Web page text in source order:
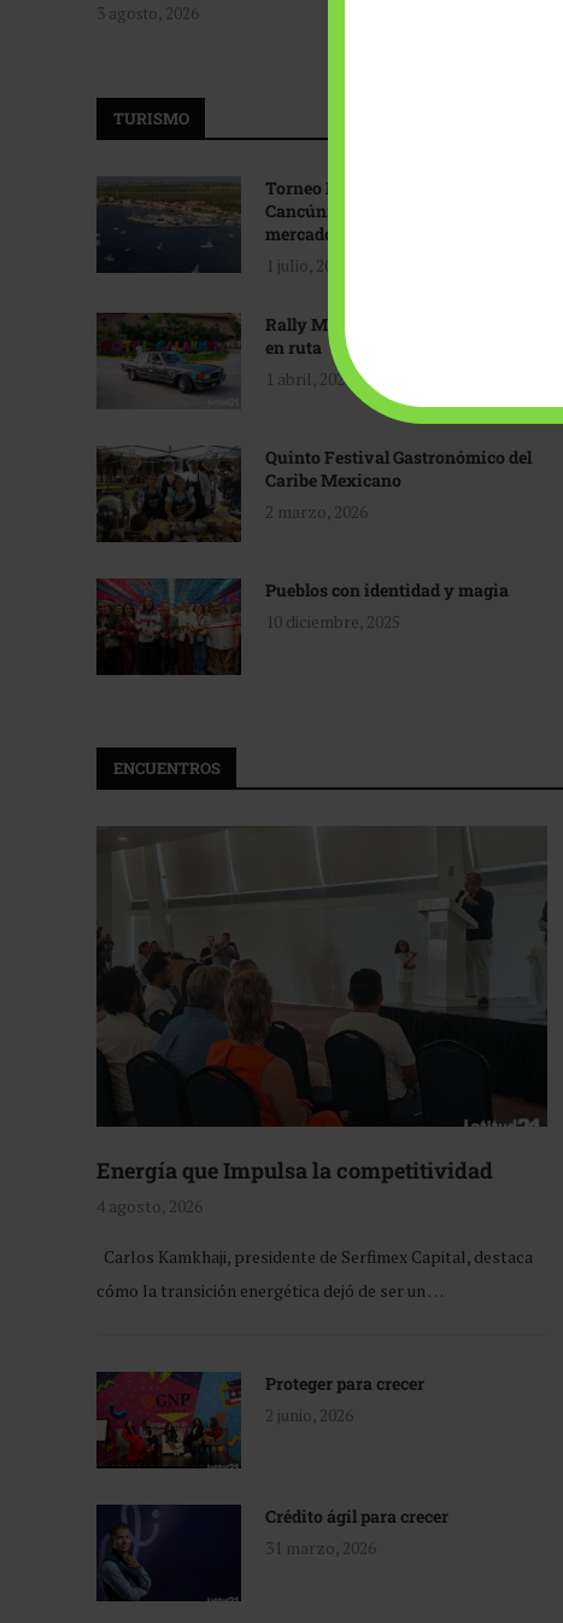
3 agosto, 2026
TURISMO
Torneo Internacional de Pesca
Cancún: Navegando hacia nuevos
mercados
1 julio, 2026
Rally Maya: Herencia automotriz
en ruta
1 abril, 2026
Quinto Festival Gastronómico del
Caribe Mexicano
2 marzo, 2026
Pueblos con identidad y magia
10 diciembre, 2025
ENCUENTROS
Energía que Impulsa la competitividad
4 agosto, 2026
Carlos Kamkhaji, presidente de Serfimex Capital, destaca
cómo la transición energética dejó de ser un …
Proteger para crecer
2 junio, 2026
Crédito ágil para crecer
31 marzo, 2026